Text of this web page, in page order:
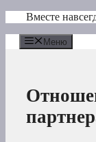
Перейти
содержимому
Вместе
Меню